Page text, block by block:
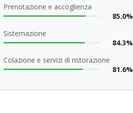
Prenotazione e accoglienza
85.0%
Sistemazione
84.3%
Colazione e servizi di ristorazione
81.6%